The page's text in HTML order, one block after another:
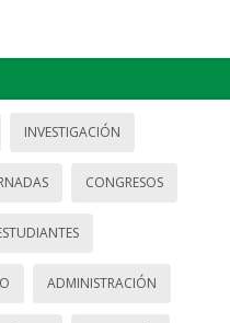
INVESTIGACIÓN
CONGRESOS
ADMINISTRACIÓN